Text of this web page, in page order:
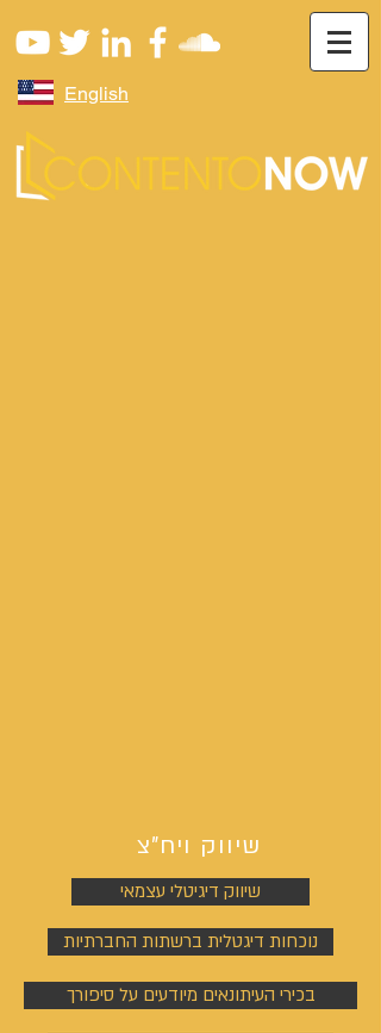
English
שיווק ויח"צ
שיווק דיגיטלי עצמאי
נוכחות דיגטלית ברשתות החברתיות
בכירי העיתונאים מיודעים על סיפורך